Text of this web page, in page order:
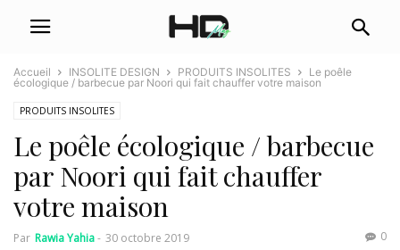
Accueil INSOLITE DESIGN PRODUITS INSOLITES
Le poêle
écologique / barbecue par Noori qui fait chauffer votre maison
PRODUITS INSOLITES
Le poêle écologique / barbecue
par Noori qui fait chauffer
votre maison
Par Rawia Yahia- 30 octobre 2019 0